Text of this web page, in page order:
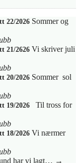
22/2026 Sommer og
21/2626 Vi skriver juli
20/2026 Sommer sol
19/2026
Til tross for
18/2026 Vi nærmer
har vi lagt… →